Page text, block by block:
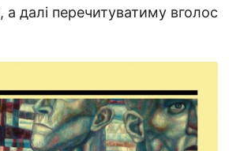
а далі перечитуватиму вголос